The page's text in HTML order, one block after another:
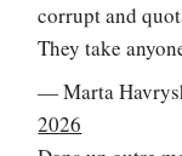
corrupt and
They take
— Marta
2026